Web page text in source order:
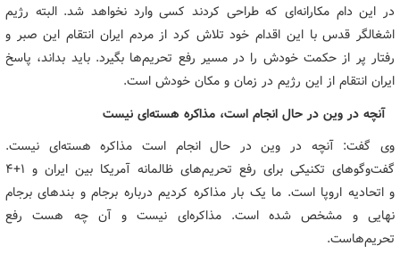
در این دام مکارانه‌ای که طراحی کردند کسی وارد نخواهد شد. البته رژیم
اشغالگر قدس با این اقدام خود تلاش کرد از مردم ایران انتقام این صبر و
رفتار پر از حکمت خودش را در مسیر رفع تحریم‌ها بگیرد. باید بداند، پاسخ
ایران انتقام از این رژیم در زمان و مکان خودش است.
آنچه در وین در حال انجام است، مذاکره هسته‌ای نیست
وی گفت: آنچه در وین در حال انجام است مذاکره هسته‌ای نیست.
گفت‌وگوهای تکنیکی برای رفع تحریم‌های ظالمانه آمریکا بین ایران و ۱+۴
و اتحادیه اروپا است. ما یک بار مذاکره کردیم درباره برجام و بندهای برجام
نهایی و مشخص شده است. مذاکره‌ای نیست و آن چه هست رفع
تحریم‌هاست.